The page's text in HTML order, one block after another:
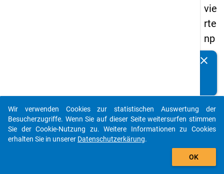
vie
rte
np
an
14
-
vie
clear
auto_stories
add_shopping_cart
Wir verwenden Cookies zur statistischen Auswertung der
Besucherzugriffe. Wenn Sie auf dieser Seite weitersurfen stimmen
Sie der Cookie-Nutzung zu. Weitere Informationen zu Cookies
erhalten Sie in unserer Datenschutzerkärung.
OK